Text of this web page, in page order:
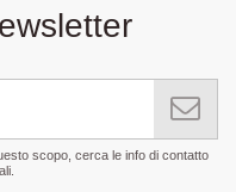
scopo, cerca le info di contatto